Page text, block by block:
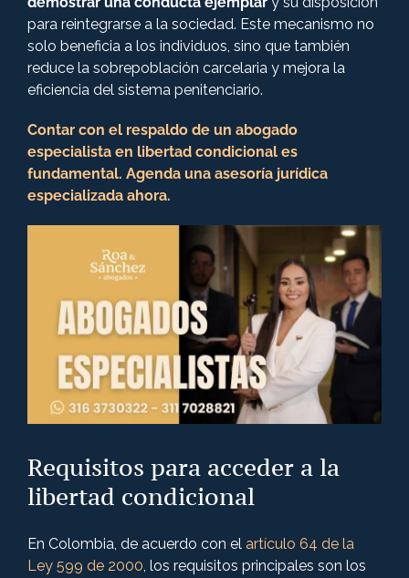
para reintegrarse a la sociedad. Este mecanismo no
solo beneficia a los individuos, sino que también
reduce la sobrepoblación carcelaria y mejora la
eficiencia del sistema penitenciario​.
Contar con el respaldo de un abogado
especialista en libertad condicional es
fundamental. Agenda una asesoría jurídica
especializada ahora.
Requisitos para acceder a la
libertad condicional
En Colombia, de acuerdo con el artículo 64 de la
Ley 599 de 2000, los requisitos principales son los